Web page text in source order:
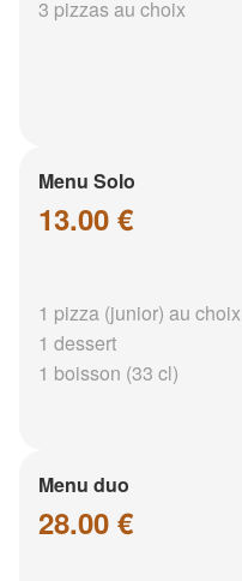
3 pizzas au choix
Menu Solo
13.00 €
1 pizza (junior) au choix
1 dessert
1 boisson (33 cl)
Menu duo
28.00 €